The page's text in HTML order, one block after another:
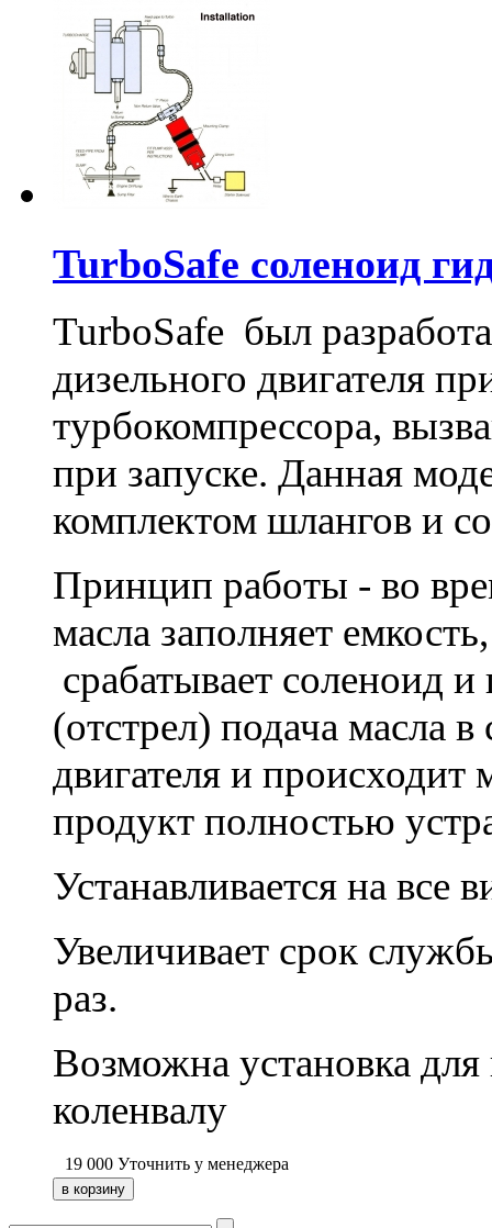
TurboSafe соленоид
TurboSafe был
дизельного двигателя
турбокомпрессора,
при запуске. Данная
комплектом шлангов и
Принцип работы - во
масла заполняет
срабатывает соленоид
(отстрел) подача масла
двигателя и происходит
продукт полностью
Устанавливается на все
Увеличивает срок
раз.
Возможна установка
коленвалу
19 000 Уточнить у менеджера